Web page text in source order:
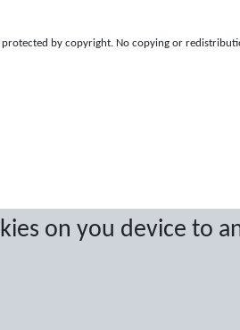
on you device to
protected by copyright. No copying or